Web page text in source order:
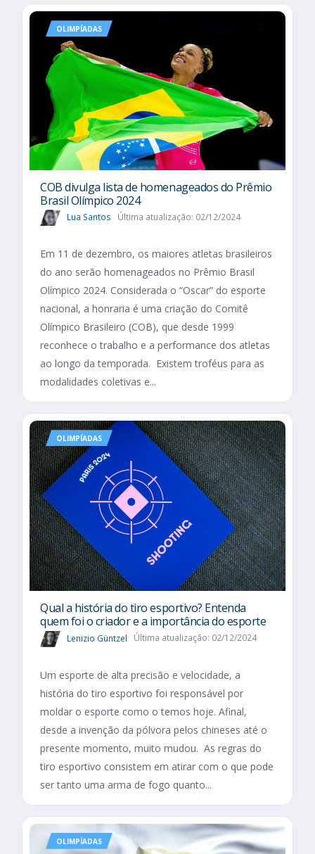
OLIMPÍADAS
COB divulga lista de homenageados do Prêmio
Brasil Olímpico 2024
Lua Santos Última atualização: 02/12/2024
Em 11 de dezembro, os maiores atletas brasileiros
do ano serão homenageados no Prêmio Brasil
Olímpico 2024. Considerada o “Oscar” do esporte
nacional, a honraria é uma criação do Comitê
Olímpico Brasileiro (COB), que desde 1999
reconhece o trabalho e a performance dos atletas
ao longo da temporada. Existem troféus para as
modalidades coletivas e...
OLIMPÍADAS
Qual a história do tiro esportivo? Entenda
quem foi o criador e a importância do esporte
Lenizio Güntzel Última atualização: 02/12/2024
Um esporte de alta precisão e velocidade, a
história do tiro esportivo foi responsável por
moldar o esporte como o temos hoje. Afinal,
desde a invenção da pólvora pelos chineses até o
presente momento, muito mudou. As regras do
tiro esportivo consistem em atirar com o que pode
ser tanto uma arma de fogo quanto...
OLIMPÍADAS